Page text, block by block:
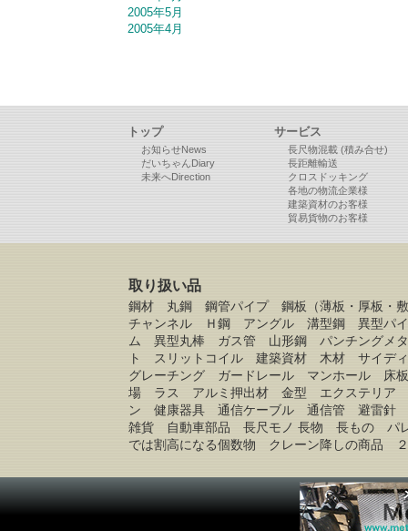
2005年5月
2005年4月
トップ
お知らせNews
だいちゃんDiary
未来へDirection
サービス
長尺物混載 (積み合せ)
長距離輸送
クロスドッキング
各地の物流企業様
建築資材のお客様
貿易貨物のお客様
取り扱い品
鋼材 丸鋼 鋼管パイプ 鋼板（薄板・厚板・
チャンネル Ｈ鋼 アングル 溝型鋼 異型パ
ム 異型丸棒 ガス管 山形鋼 パンチングメ
ト スリットコイル 建築資材 木材 サイ
グレーチング ガードレール マンホール
場 ラス アルミ押出材 金型 エクステリア
ン 健康器具 通信ケーブル 通信管 避雷針
雑貨 自動車部品 長尺モノ 長物 長もの パ
では割高になる個数物 クレーン降しの商品